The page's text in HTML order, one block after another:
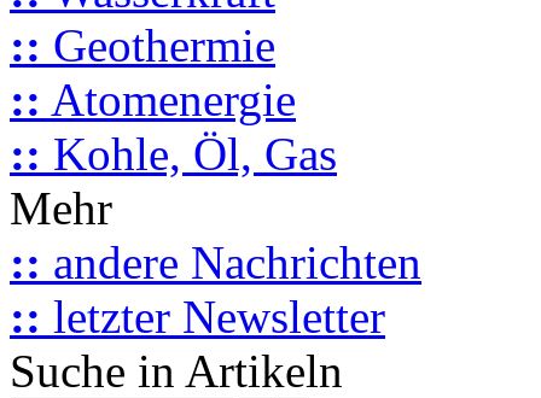
:: Geothermie
:: Atomenergie
:: Kohle, Öl, Gas
Mehr
:: andere Nachrichten
:: letzter Newsletter
Suche in Artikeln